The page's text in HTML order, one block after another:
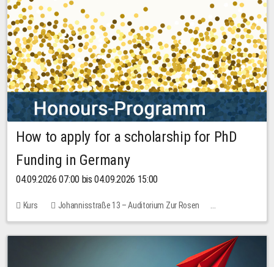
How to apply for a scholarship for PhD
Funding in Germany
04.09.2026 07:00 bis 04.09.2026 15:00
Kurs
Johannisstraße 13 – Auditorium Zur Rosen
Keine freien Plätze